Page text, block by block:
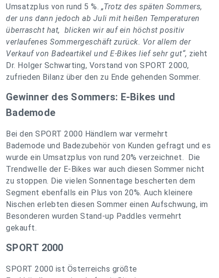
Umsatzplus von rund 5 %. „Trotz des späten Sommers,
der uns dann jedoch ab Juli mit heißen Temperaturen
überrascht hat, blicken wir auf ein höchst positiv
verlaufenes Sommergeschäft zurück. Vor allem der
Verkauf von Badeartikel und E-Bikes lief sehr gut“, zieht
Dr. Holger Schwarting, Vorstand von SPORT 2000,
zufrieden Bilanz über den zu Ende gehenden Sommer.
Gewinner des Sommers: E-Bikes und
Bademode
Bei den SPORT 2000 Händlern war vermehrt
Bademode und Badezubehör von Kunden gefragt und es
wurde ein Umsatzplus von rund 20% verzeichnet. Die
Trendwelle der E-Bikes war auch diesen Sommer nicht
zu stoppen. Die vielen Sonnentage bescherten dem
Segment ebenfalls ein Plus von 20%. Auch kleinere
Nischen erlebten diesen Sommer einen Aufschwung, im
Besonderen wurden Stand-up Paddles vermehrt
gekauft.
SPORT 2000
SPORT 2000 ist Österreichs größte